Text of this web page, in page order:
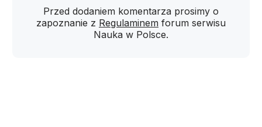
Przed dodaniem komentarza prosimy o
zapoznanie z Regulaminem forum serwisu
Nauka w Polsce.